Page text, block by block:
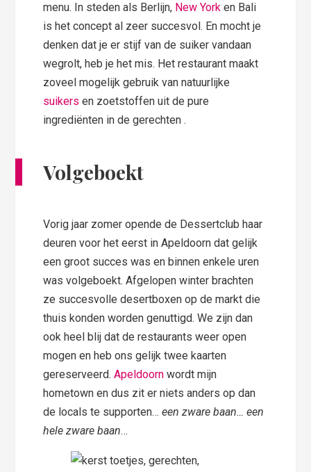
menu. In steden als Berlijn, New York en Bali
is het concept al zeer succesvol. En mocht je
denken dat je er stijf van de suiker vandaan
wegrolt, heb je het mis. Het restaurant maakt
zoveel mogelijk gebruik van natuurlijke
suikers en zoetstoffen uit de pure
ingrediënten in de gerechten .
Volgeboekt
Vorig jaar zomer opende de Dessertclub haar
deuren voor het eerst in Apeldoorn dat gelijk
een groot succes was en binnen enkele uren
was volgeboekt. Afgelopen winter brachten
ze succesvolle desertboxen op de markt die
thuis konden worden genuttigd. We zijn dan
ook heel blij dat de restaurants weer open
mogen en heb ons gelijk twee kaarten
gereserveerd.Apeldoorn wordt mijn
hometown en dus zit er niets anders op dan
de locals te supporten… een zware baan… een
hele zware baan…